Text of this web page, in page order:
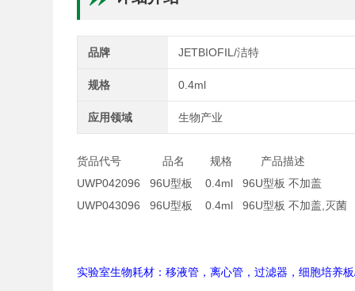
品牌 JETBIOFIL/洁特
规格 0.4ml
应用领域 生物产业
货品代号 品名 规格 产品描述
UWP042096 96U型板 0.4ml 96U型板 不加盖
UWP043096 96U型板 0.4ml 96U型板 不加盖,灭菌
实验室生物耗材：移液管，离心管，过滤器，细胞培养